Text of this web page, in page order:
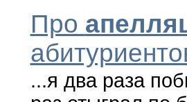
Про
...я два раза